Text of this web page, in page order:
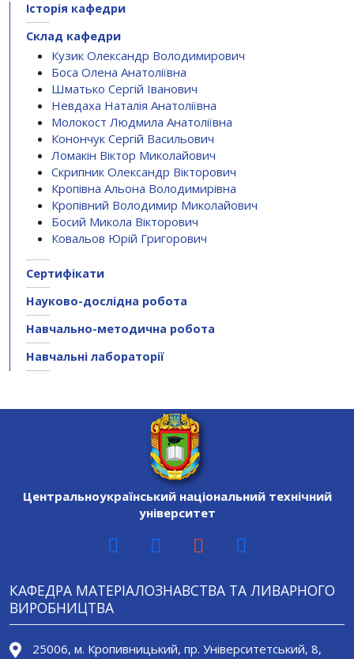
Історія кафедри
Склад кафедри
Кузик Олександр Володимирович
Боса Олена Анатоліївна
Шматько Сергій Іванович
Невдаха Наталія Анатоліївна
Молокост Людмила Анатоліївна
Конончук Сергій Васильович
Ломакін Віктор Миколайович
Скрипник Олександр Вікторович
Кропівна Альона Володимирівна
Кропівний Володимир Миколайович
Босий Микола Вікторович
Ковальов Юрій Григорович
Сертифікати
Науково-дослідна робота
Навчально-методична робота
Навчальні лабораторії
Центральноукраїнський національний технічний
університет
КАФЕДРА МАТЕРІАЛОЗНАВСТВА ТА ЛИВАРНОГО
ВИРОБНИЦТВА
25006, м. Кропивницький, пр. Університетський, 8,